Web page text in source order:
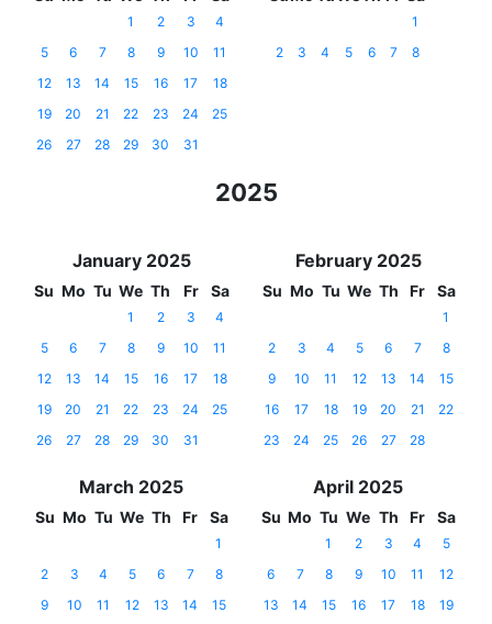
1 2 3
4
5
6 7 8 9 10
11
12
13 14 15 16 17
18
19
20 21 22 23 24
25
26
27 28 29 30 31
1
2
3 4 5 6 7 8
2025
January 2025
Su Mo Tu We Th Fr Sa
1 2 3
4
5
6 7 8 9 10
11
12
13 14 15 16 17
18
19
20 21 22 23 24
25
26
27 28 29 30 31
February 2025
Su Mo Tu We Th Fr Sa
1
2
3 4 5 6 7
8
9
10 11 12 13 14
15
16
17 18 19 20 21
22
23
24 25 26 27 28
March 2025
Su Mo Tu We Th Fr Sa
1
2
3 4 5 6 7
8
9
10 11 12 13 14
15
April 2025
Su Mo Tu We Th Fr Sa
1 2 3 4
5
6
7 8 9 10 11
12
13
14 15 16 17 18
19